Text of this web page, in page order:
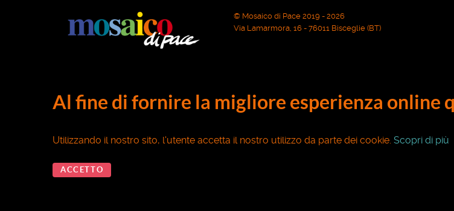
© Mosaico di Pace 2019 - 2026
Via Lamarmora, 16 - 76011 Bisceglie (BT)
Al fine di fornire la migliore esperienza online
Utilizzando il nostro sito, l'utente accetta il nostro utilizzo da parte dei cookie. Scopri di più
ACCETTO